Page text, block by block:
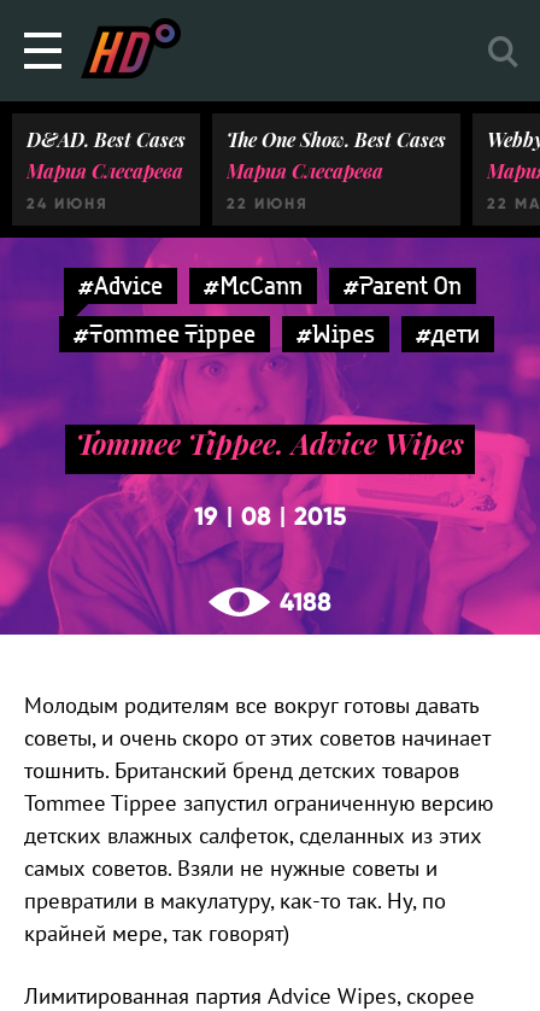
D&AD. Best Cases
Мария Слесарева
24 ИЮНЯ
The One Show. Best Cases
Мария Слесарева
22 ИЮНЯ 22
#Advice #McCann
#Parent On
#Tommee Tippee
#Wipes #дети
Tommee Tippee. Advice Wipes
19|08 2015
4188
Молодым родителям все вокруг готовы давать
советы, и очень скоро от этих советов начинает
тошнить. Британский бренд детских товаров
Tommee Tippee запустил ограниченную версию
детских влажных салфеток, сделанных из этих
самых советов. Взяли не нужные советы и
превратили в макулатуру, как-то так. Ну, по
крайней мере, так говорят)
Лимитированная партия Advice Wipes, скорее